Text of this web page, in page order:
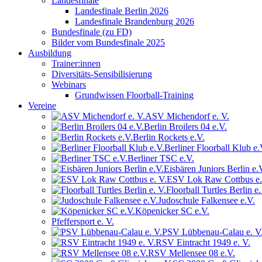
Landesfinale Berlin 2026
Landesfinale Brandenburg 2026
Bundesfinale (zu FD)
Bilder vom Bundesfinale 2025
Ausbildung
Trainer:innen
Diversitäts-Sensibilisierung
Webinars
Grundwissen Floorball-Training
Vereine
ASV Michendorf e. V.
Berlin Broilers 04 e.V.
Berlin Rockets e.V.
Berliner Floorball Klub
Berliner TSC e.V.
Eisbären Juniors Berlin
ESV Lok Raw Cottbus
Floorball Turtles Berlin
Judoschule Falkensee e.V.
Köpenicker SC e.V.
Pfeffersport e. V.
PSV Lübbenau-Calau e. V.
RSV Eintracht 1949 e. V.
RSV Mellensee 08 e.V.